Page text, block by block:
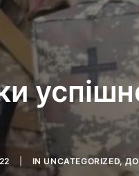
INUNCATEGORIZED,